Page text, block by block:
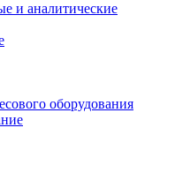
и аналитические
оборудования